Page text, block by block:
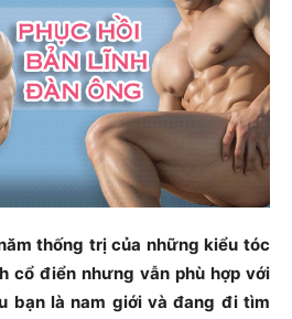
thống trị của những kiểu tóc
cổ điển nhưng vẫn phù hợp với
bạn là nam giới và đang đi tìm